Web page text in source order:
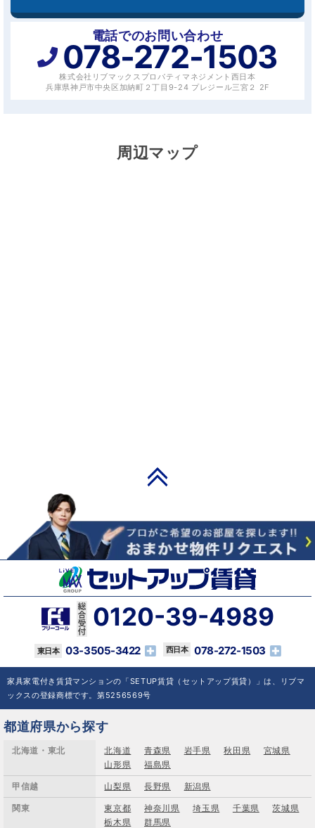
電話でのお問い合わせ
078-272-1503
株式会社リブマックスプロパティマネジメント西日本
兵庫県神戸市中央区加納町２丁目9-24 プレジール三宮２ 2F
周辺マップ
0120-39-4989
03-3505-3422 078-272-1503
家具家電付き賃貸マンションの「SETUP賃貸（セットアップ賃貸）」は、リブマ
ックスの登録商標です。第5256569号
都道府県から探す
北海道・東北 北海道 青森県 岩手県 秋田県
宮城県
山形県
福島県
甲信越 山梨県 長野県 新潟県
関東 東京都 神奈川県 埼玉県 千葉県
茨城県
栃木県
群馬県